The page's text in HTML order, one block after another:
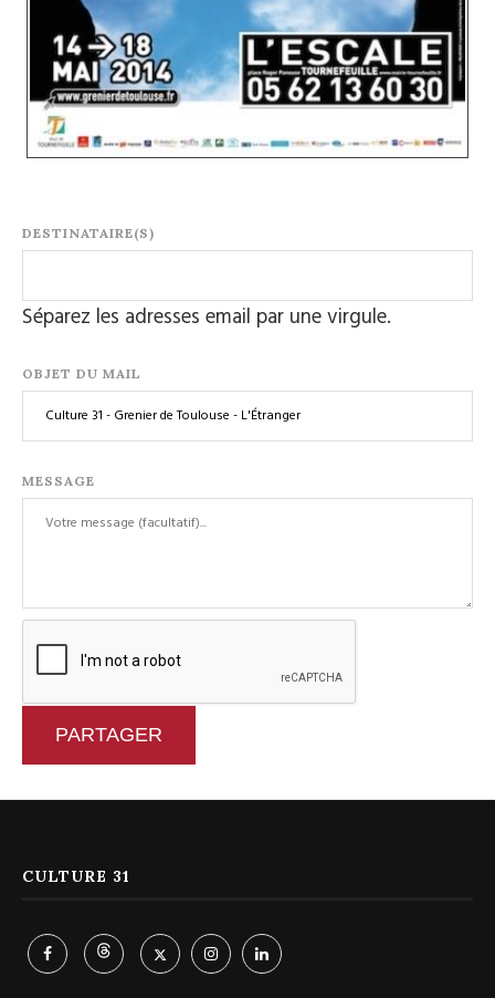
DESTINATAIRE(S)
Séparez les adresses email par une virgule.
OBJET DU MAIL
MESSAGE
PARTAGER
CULTURE 31